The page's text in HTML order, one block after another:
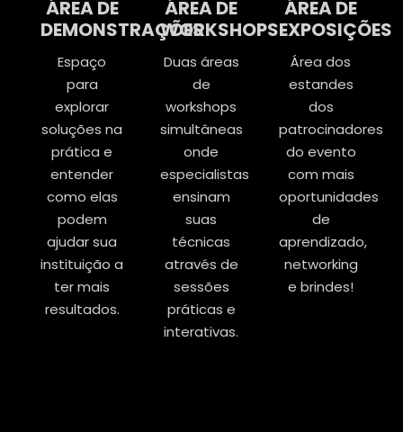
ÁREA DE
DEMONSTRAÇÕES
Espaço
para
explorar
soluções na
prática e
entender
como elas
podem
ajudar sua
instituição a
ter mais
resultados.
ÁREA DE
WORKSHOPS
Duas áreas
de
workshops
simultâneas
onde
especialistas
ensinam
suas
técnicas
através de
sessões
práticas e
interativas.
ÁREA DE
EXPOSIÇÕES
Área dos
estandes
dos
patrocinadores
do evento
com mais
oportunidades
de
aprendizado,
networking
e brindes!